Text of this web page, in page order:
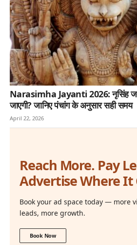
Narasimha Jayanti 2026: नृसिंह
जाएगी? जानिए पंचांग के अनुसार सही समय
April 22, 2026
Reach More. Pay
Advertise Where It
Book your ad space today — more
leads, more growth.
Book Now